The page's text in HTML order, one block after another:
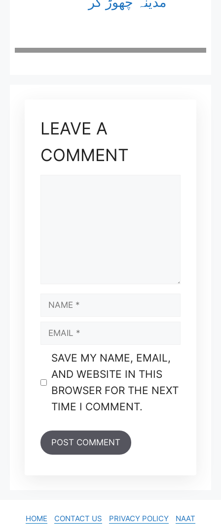
LEAVE A
COMMENT
NAME
EMAIL
SAVE MY NAME, EMAIL,
AND WEBSITE IN THIS
BROWSER FOR THE NEXT
TIME I COMMENT.
HOME CONTACT US PRIVACY POLICY
NAAT